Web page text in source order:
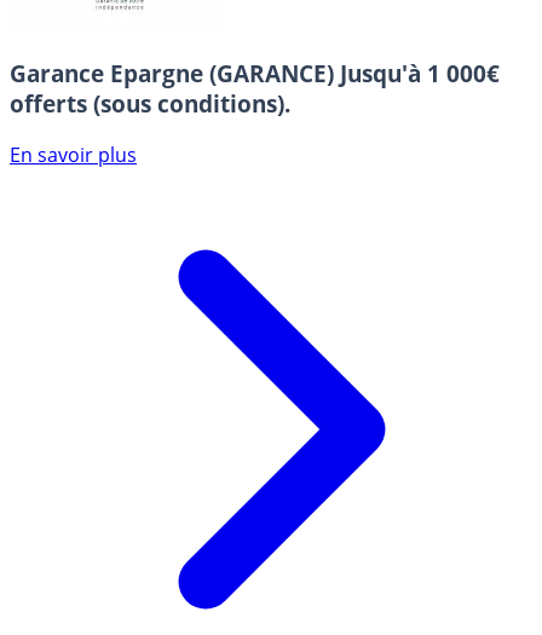
Garance Epargne (GARANCE) Jusqu'à 1 000€
offerts (sous conditions).
En savoir plus